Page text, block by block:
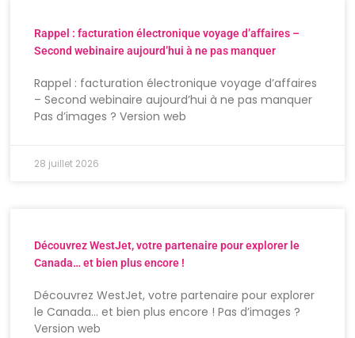
Rappel : facturation électronique voyage d’affaires –
Second webinaire aujourd’hui à ne pas manquer
Rappel : facturation électronique voyage d’affaires
– Second webinaire aujourd’hui à ne pas manquer
Pas d’images ? Version web
28 juillet 2026
Découvrez WestJet, votre partenaire pour explorer le
Canada… et bien plus encore !
Découvrez WestJet, votre partenaire pour explorer
le Canada… et bien plus encore ! Pas d’images ?
Version web